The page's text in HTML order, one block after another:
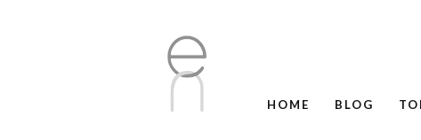
HOME BLOG